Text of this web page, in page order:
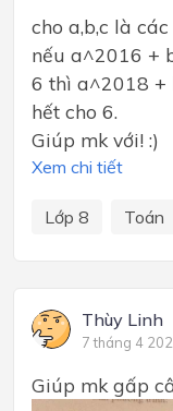
cho a,b,c là
nếu a^2016 +
6 thì a^2018 +
hết cho 6.
Giúp mk với! :)
Xem chi tiết
Lớp 8 Toán
Thùy Linh
7 tháng 4
Giúp mk gấp